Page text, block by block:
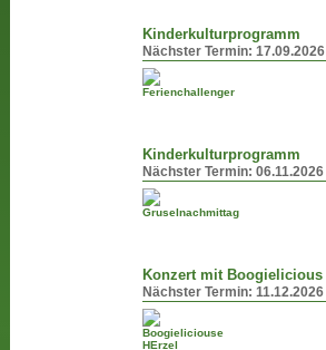
Kinderkulturprogramm
Nächster Termin:17.09.2026
Kinderkulturprogramm
Nächster Termin:06.11.2026
Konzert mit Boogielicious
Nächster Termin:11.12.2026